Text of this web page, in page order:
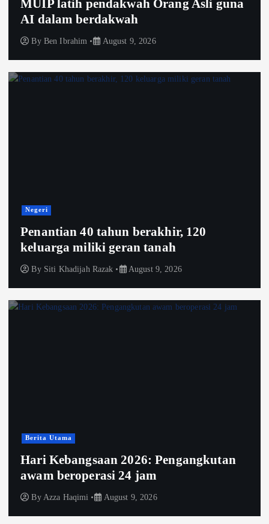
MUIP latih pendakwah Orang Asli guna
AI dalam berdakwah
By Ben Ibrahim August 9, 2026
Negeri
Penantian 40 tahun berakhir, 120
keluarga miliki geran tanah
By Siti Khadijah Razak August 9, 2026
Berita Utama
Hari Kebangsaan 2026: Pengangkutan
awam beroperasi 24 jam
By Azza Haqimi August 9, 2026